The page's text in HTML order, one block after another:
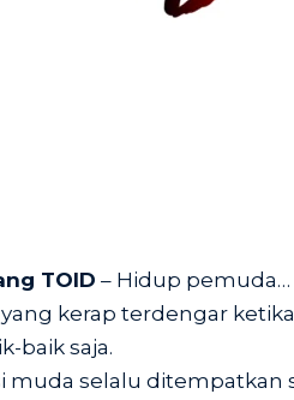
TOID – Hidup
kerap terdengar
baik saja.
muda selalu ditempatkan